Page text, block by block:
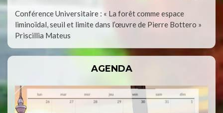
Conférence Universitaire : « La forêt comme espace
liminoïdal, seuil et limite dans l’œuvre de Pierre Bottero »
Priscillia Mateus
AGENDA